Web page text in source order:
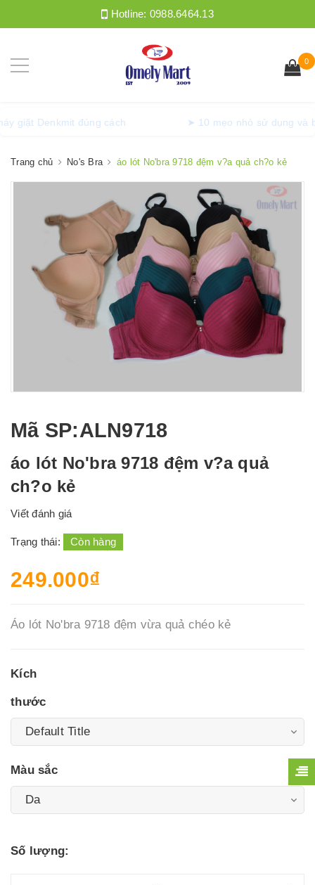
Hotline: 0988.6464.13
0
máy giặt Denkmit đúng cách ➤ 10 mẹo nhỏ sử dụng
Trang chủ No's Bra áo lót No'bra 9718 đệm v?a quả ch?o kẻ
Mã SP:ALN9718
áo lót No'bra 9718 đệm v?a quả
ch?o kẻ
Viết đánh giá
Trạng thái: Còn hàng
249.000₫
Áo lót No'bra 9718 đệm vừa quả chéo kẻ
Kích
thước
Màu sắc
Số lượng: